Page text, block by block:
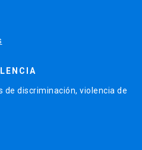
de discriminación, violencia de